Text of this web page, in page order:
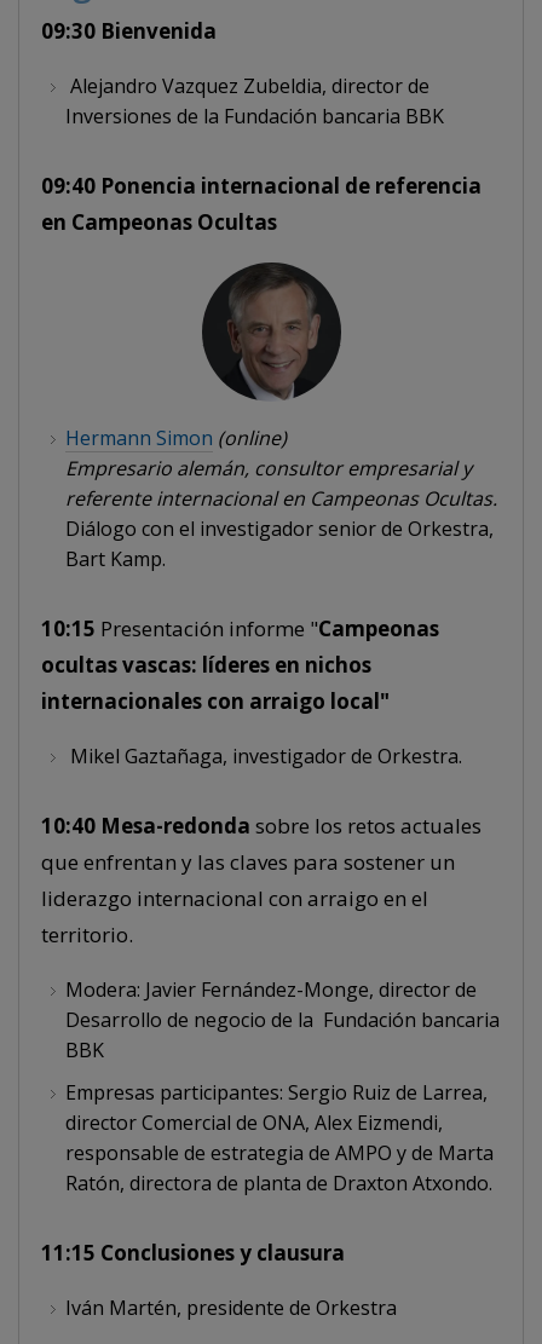
09:30 Bienvenida
Alejandro Vazquez Zubeldia, director de
Inversiones de la Fundación bancaria BBK
09:40 Ponencia internacional de referencia
en Campeonas Ocultas
Hermann Simon (online)
Empresario alemán, consultor empresarial y
referente internacional en Campeonas Ocultas.
Diálogo con el investigador senior de Orkestra,
Bart Kamp.
10:15 Presentación informe "Campeonas
ocultas vascas: líderes en nichos
internacionales con arraigo local"
Mikel Gaztañaga, investigador de Orkestra.
10:40 Mesa-redonda sobre los retos actuales
que enfrentan y las claves para sostener un
liderazgo internacional con arraigo en el
territorio.
Modera: Javier Fernández-Monge, director de
Desarrollo de negocio de la Fundación bancaria
BBK
Empresas participantes: Sergio Ruiz de Larrea,
director Comercial de ONA, Alex Eizmendi,
responsable de estrategia de AMPO y de Marta
Ratón, directora de planta de Draxton Atxondo.
11:15 Conclusiones y clausura
Iván Martén, presidente de Orkestra